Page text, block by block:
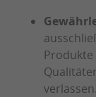
verlassen.